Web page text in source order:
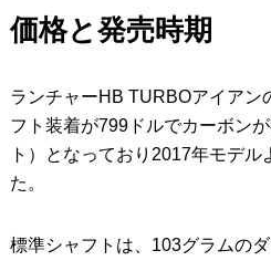
価格と発売時期
ランチャーHB TURBOアイアン
フト装着が799ドルでカーボン
ト）となっており2017年モデ
た。
標準シャフトは、103グラムの